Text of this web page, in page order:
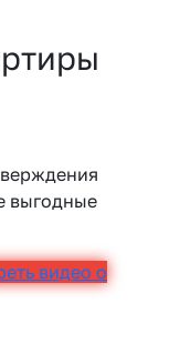
выгодные
видео о